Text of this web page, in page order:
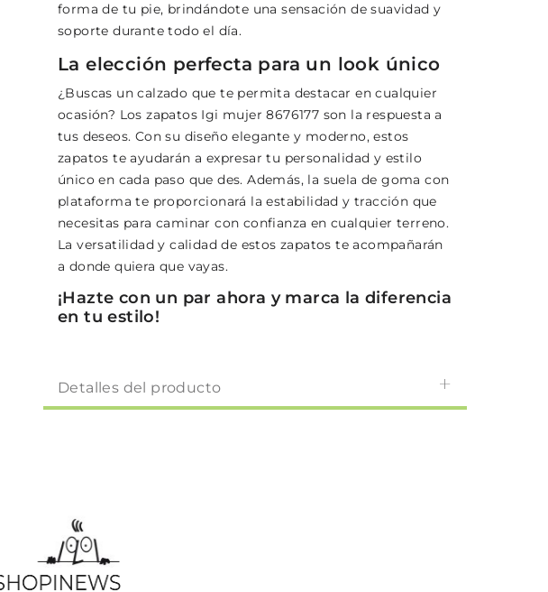
forma de tu pie, brindándote una sensación de suavidad y
soporte durante todo el día.
La elección perfecta para un look único
¿Buscas un calzado que te permita destacar en cualquier
ocasión? Los zapatos Igi mujer 8676177 son la respuesta a
tus deseos. Con su diseño elegante y moderno, estos
zapatos te ayudarán a expresar tu personalidad y estilo
único en cada paso que des. Además, la suela de goma con
plataforma te proporcionará la estabilidad y tracción que
necesitas para caminar con confianza en cualquier terreno.
La versatilidad y calidad de estos zapatos te acompañarán
a donde quiera que vayas.
¡Hazte con un par ahora y marca la diferencia
en tu estilo!
Detalles del producto